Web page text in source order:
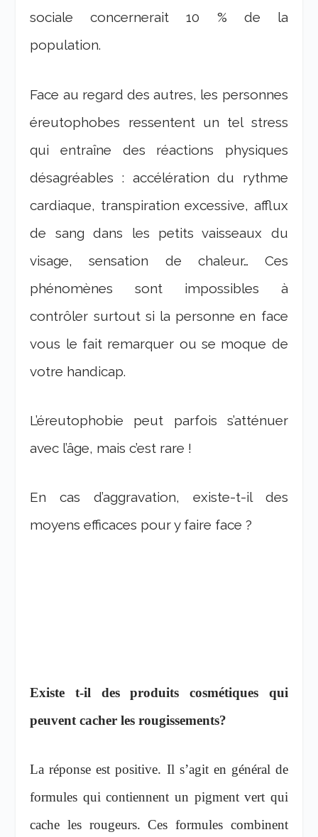
sociale concernerait 10 % de la
population.
Face au regard des autres, les personnes
éreutophobes ressentent un tel stress
qui entraîne des réactions physiques
désagréables : accélération du rythme
cardiaque, transpiration excessive, afflux
de sang dans les petits vaisseaux du
visage, sensation de chaleur… Ces
phénomènes sont impossibles à
contrôler surtout si la personne en face
vous le fait remarquer ou se moque de
votre handicap.
L’éreutophobie peut parfois s’atténuer
avec l’âge, mais c’est rare !
En cas d’aggravation, existe-t-il des
moyens efficaces pour y faire face ?
Existe t-il des produits cosmétiques qui
peuvent cacher les rougissements?
La réponse est positive. Il s’agit en général de
formules qui contiennent un pigment vert qui
cache les rougeurs. Ces formules combinent